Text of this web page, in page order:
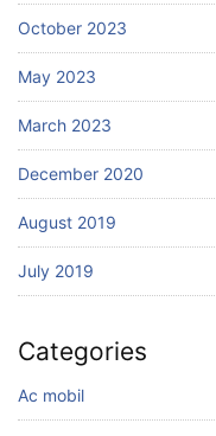
October 2023
May 2023
March 2023
December 2020
August 2019
July 2019
Categories
Ac mobil